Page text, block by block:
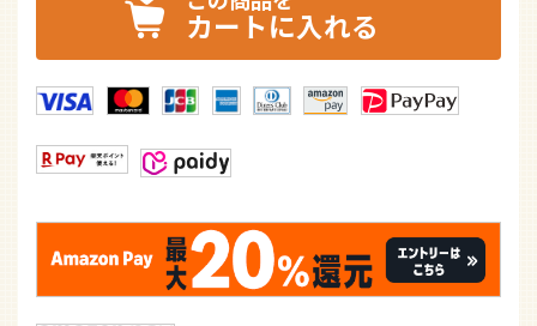
カートに入れる